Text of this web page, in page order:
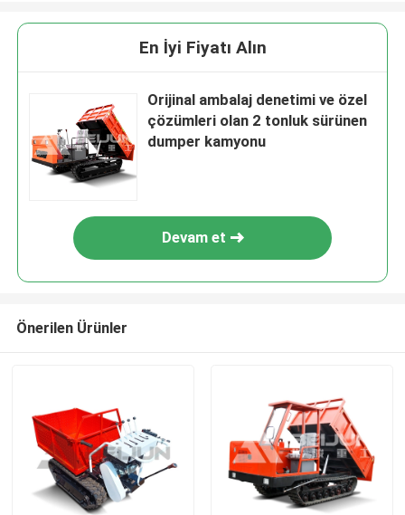
En İyi Fiyatı Alın
Orijinal ambalaj denetimi ve özel
çözümleri olan 2 tonluk sürünen
dumper kamyonu
Devam et
Önerilen Ürünler